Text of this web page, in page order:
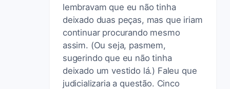
lembravam que eu não tinha
deixado duas peças, mas que iriam
continuar procurando mesmo
assim. (Ou seja, pasmem,
sugerindo que eu não tinha
deixado um vestido lá.) Faleu que
judicializaria a questão. Cinco